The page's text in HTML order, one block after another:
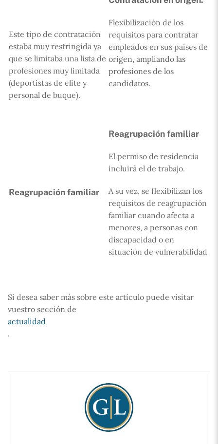
Este tipo de contratación
estaba muy restringida ya
que se limitaba una lista de
profesiones muy limitada
(deportistas de elite y
personal de buque).
Flexibilización de los
requisitos para contratar
empleados en sus países de
origen, ampliando las
profesiones de los
candidatos.
Reagrupación familiar
Reagrupación familiar
El permiso de residencia
incluirá el de trabajo.
A su vez, se flexibilizan los
requisitos de reagrupación
familiar cuando afecta a
menores, a personas con
discapacidad o en
situación de vulnerabilidad
Si desea saber más sobre este artículo puede visitar
vuestro sección de
actualidad
.